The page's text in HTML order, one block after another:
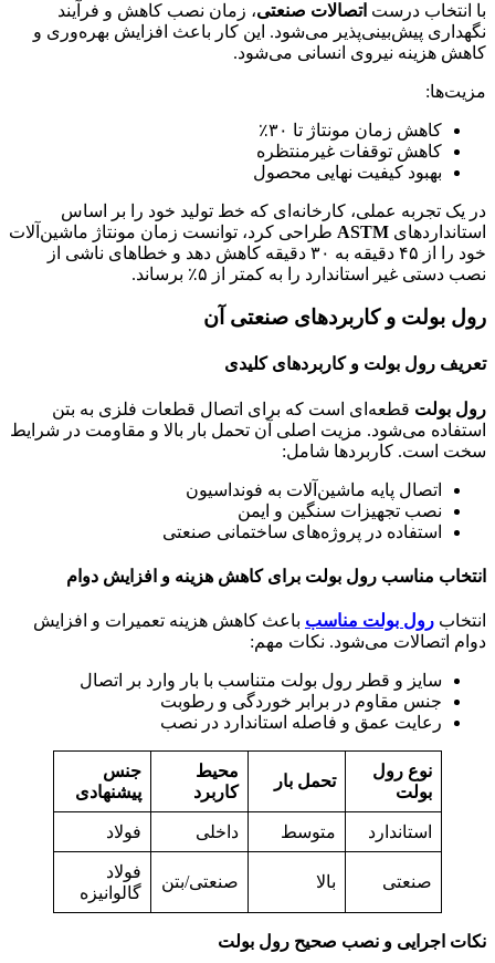
با انتخاب درست اتصالات صنعتی، زمان نصب کاهش و فرآیند
نگهداری پیش‌بینی‌پذیر می‌شود. این کار باعث افزایش بهره‌وری و
کاهش هزینه نیروی انسانی می‌شود.
مزیت‌ها:
کاهش زمان مونتاژ تا ۳۰٪
کاهش توقفات غیرمنتظره
بهبود کیفیت نهایی محصول
در یک تجربه عملی، کارخانه‌ای که خط تولید خود را بر اساس
استانداردهای ASTM طراحی کرد، توانست زمان مونتاژ ماشین‌آلات
خود را از ۴۵ دقیقه به ۳۰ دقیقه کاهش دهد و خطاهای ناشی از
نصب دستی غیر استاندارد را به کمتر از ۵٪ برساند.
رول بولت و کاربردهای صنعتی آن
تعریف رول بولت و کاربردهای کلیدی
رول بولت قطعه‌ای است که برای اتصال قطعات فلزی به بتن
استفاده می‌شود. مزیت اصلی آن تحمل بار بالا و مقاومت در شرایط
سخت است. کاربردها شامل:
اتصال پایه ماشین‌آلات به فونداسیون
نصب تجهیزات سنگین و ایمن
استفاده در پروژه‌های ساختمانی صنعتی
انتخاب مناسب رول بولت برای کاهش هزینه و افزایش دوام
انتخاب رول بولت مناسب باعث کاهش هزینه تعمیرات و افزایش
دوام اتصالات می‌شود. نکات مهم:
سایز و قطر رول بولت متناسب با بار وارد بر اتصال
جنس مقاوم در برابر خوردگی و رطوبت
رعایت عمق و فاصله استاندارد در نصب
نوع رول
بولت
تحمل بار
محیط
کاربرد
جنس
پیشنهادی
استاندارد متوسط داخلی فولاد
صنعتی بالا صنعتی/بتن
فولاد
گالوانیزه
نکات اجرایی و نصب صحیح رول بولت